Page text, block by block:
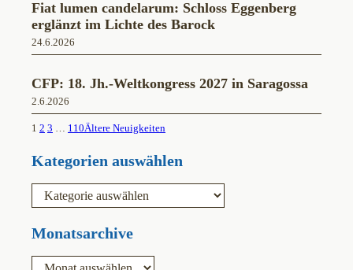
Fiat lumen candelarum: Schloss Eggenberg
erglänzt im Lichte des Barock
24.6.2026
CFP: 18. Jh.-Weltkongress 2027 in Saragossa
2.6.2026
1 2 3 … 110Ältere Neuigkeiten
Kategorien auswählen
K
e
g
Monatsarchive